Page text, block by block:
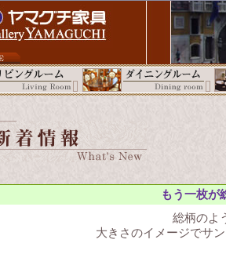
もう一枚が
総柄のよ
大きさのイメージでサ